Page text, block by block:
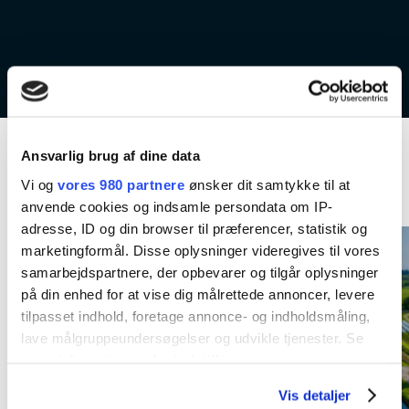
Ansvarlig brug af dine data
Vi og vores 980 partnere ønsker dit samtykke til at
anvende cookies og indsamle persondata om IP-
adresse, ID og din browser til præferencer, statistik og
marketingformål. Disse oplysninger videregives til vores
samarbejdspartnere, der opbevarer og tilgår oplysninger
på din enhed for at vise dig målrettede annoncer, levere
tilpasset indhold, foretage annonce- og indholdsmåling,
lave målgruppeundersøgelser og udvikle tjenester. Se
Vis detaljer
Kommende aktiviteter